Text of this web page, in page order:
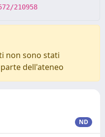
210958
non sono stati
dell'ateneo
ND